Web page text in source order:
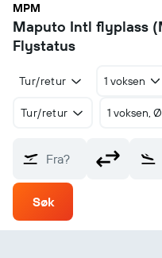
MPM
Maputo Intl flyplass
Flystatus
Tur/retur 1 voksen
Tur/retur 1 voksen,
Fra?
Søk